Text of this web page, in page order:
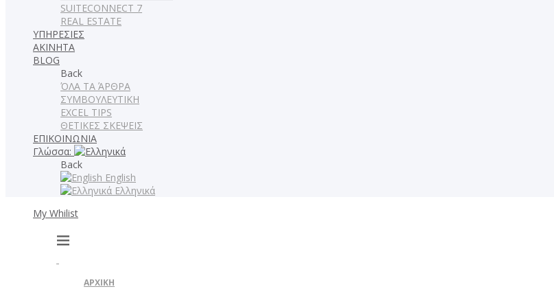
SUITECONNECT 7
REAL ESTATE
ΥΠΗΡΕΣΙΕΣ
ΑΚΙΝΗΤΑ
BLOG
Back
ΌΛΑ ΤΑ ΆΡΘΡΑ
ΣΥΜΒΟΥΛΕΥΤΙΚΗ
EXCEL TIPS
ΘΕΤΙΚΕΣ ΣΚΕΨΕΙΣ
ΕΠΙΚΟΙΝΩΝΙΑ
Γλώσσα:
Back
English
Ελληνικά
My Whilist
ΑΡΧΙΚΗ